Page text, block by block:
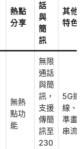
熱點
分享
話
與
簡
訊
其他
特色
無熱
點功
能
無限
通話
與簡
訊，
支援
傳簡
訊至
230
5G連
線、
準畫
串流